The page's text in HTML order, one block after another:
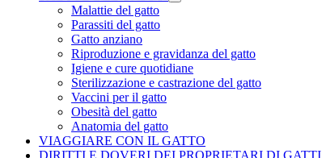
Malattie del gatto
Parassiti del gatto
Gatto anziano
Riproduzione e gravidanza del gatto
Igiene e cure quotidiane
Sterilizzazione e castrazione del gatto
Vaccini per il gatto
Obesità del gatto
Anatomia del gatto
VIAGGIARE CON IL GATTO
DIRITTI E DOVERI DEI PROPRIETARI DI GATTI